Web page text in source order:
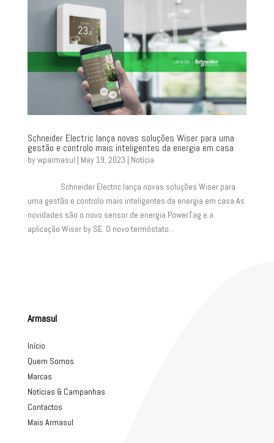
Schneider Electric lança novas soluções Wiser para uma
gestão e controlo mais inteligentes da energia em casa
bywparmasul | May 19, 2023 | Notícia
Schneider Electric lança novas soluções Wiser para
uma gestão e controlo mais inteligentes da energia em casa As
novidades são o novo sensor de energia PowerTag e a
aplicação Wiser by SE. O novo termóstato...
Armasul
Início
Quem Somos
Marcas
Notícias & Campanhas
Contactos
Mais Armasul